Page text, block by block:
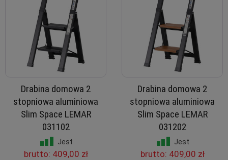
Drabina domowa 2
stopniowa aluminiowa
Slim Space LEMAR
031102
Jest
brutto: 409,00 zł
Drabina domowa 2
stopniowa aluminiowa
Slim Space LEMAR
031202
Jest
brutto: 409,00 zł